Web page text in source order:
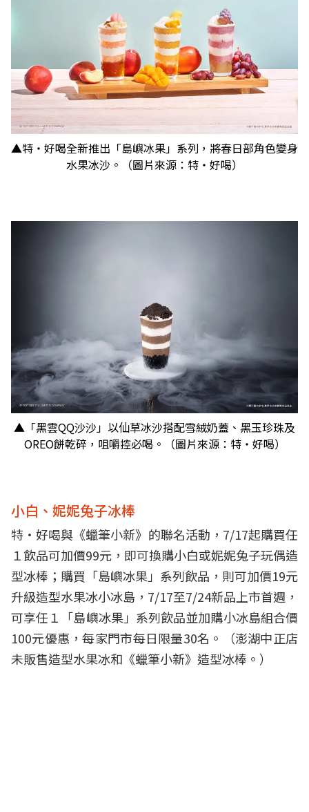
▲特‧好喝全新推出「島嶼冰果」系列，將春日部角色變身
水果冰沙。（圖片來源：特‧好喝）
▲「黑雲QQ沙沙」以仙草冰沙搭配雪絨奶蓋、黑玉珍珠及
OREO餅乾碎，咀嚼控必喝。（圖片來源：特‧好喝）
小白、妮妮兔子冰棒
特‧好喝與《蠟筆小新》的聯名活動，7/17起購買任
１飲品可加價99元，即可換購小白或妮妮兔子玩偶造
型冰棒；購買「島嶼冰果」系列飲品，則可加價19元
升級造型水果冰小冰島，7/17至7/24新品上市首週，
可享任１「島嶼冰果」系列飲品並加購小冰島組合價
100元優惠，每家門市每日限量30名。（澎湖中正店
未販售造型水果冰和《蠟筆小新》造型冰棒。）